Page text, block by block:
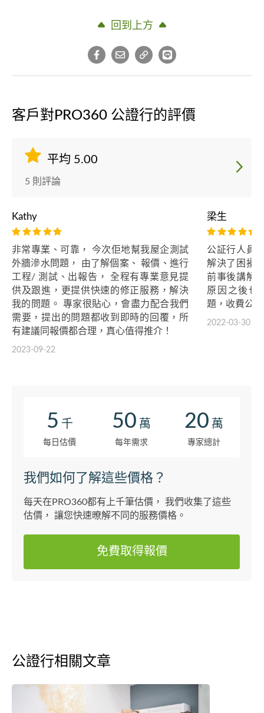
回到上方
客戶對PRO360 公證行的評價
平均 5.00
5 則評論
Kathy
非常專業、可靠， 今次佢地幫我屋企測試
外牆滲水問題， 由了解個案、 報價、進行
工程/ 測試、出報告， 全程有專業意見提
供及跟進，更提供快速的修正服務，解決
我的問題。 專家很貼心，會盡力配合我們
需要，提出的問題都收到即時的回覆，所
有建議同報價都合理，真心值得推介！
2023-09-22
梁生
公証行人員
解決了困擾
前事後講解
原因之後也
題，收費公
2022-03-30
5 千
每日估價
50 萬
每年需求
20 萬
專家總計
我們如何了解這些價格？
每天在PRO360都有上千筆估價， 我們收集了這些
估價， 讓您快速暸解不同的服務價格。
免費取得報價
公證行相關文章